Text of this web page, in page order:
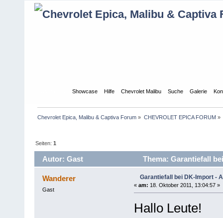
Showcase Hilfe Chevrolet Malibu Suche Galerie
Chevrolet Epica, Malibu & Captiva Forum » CHEVROLET EPICA FORUM»
Seiten:1
Autor: Gast Thema: Garantiefall
Wanderer
Gast
Garantiefall bei DK-Import -
« am: 18. Oktober 2011, 13:04:57 »
Hallo Leute!